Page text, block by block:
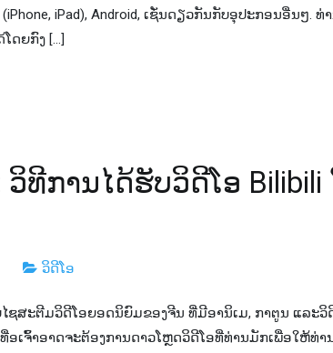
iPad), Android, ເຊັ່ນດຽວກັນກັບອຸປະກອນອື່ນໆ.
ດຍກົງ […]
ວິ​ທີ​ການ​ໄດ້​ຮັບ​ວິ​ດີ​ໂອ
ວິດີໂອ
ໄຊສະຕີມວິດີໂອຍອດນິຍົມຂອງຈີນ ທີ່ມີອານິເມ, ກາຕູນ ແລະ
ອເຈົ້າອາດຈະຕ້ອງການດາວໂຫຼດວິດີໂອທີ່ທ່ານມັກເພື່ອໃຫ້ທ່າ